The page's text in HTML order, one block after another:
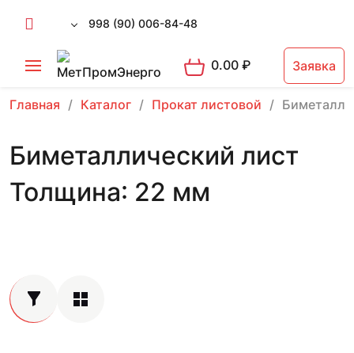
998 (90) 006-84-48
0.00₽ Заявка
Главная Каталог Прокат листовой
Биметаллический лист
Толщина: 22 мм